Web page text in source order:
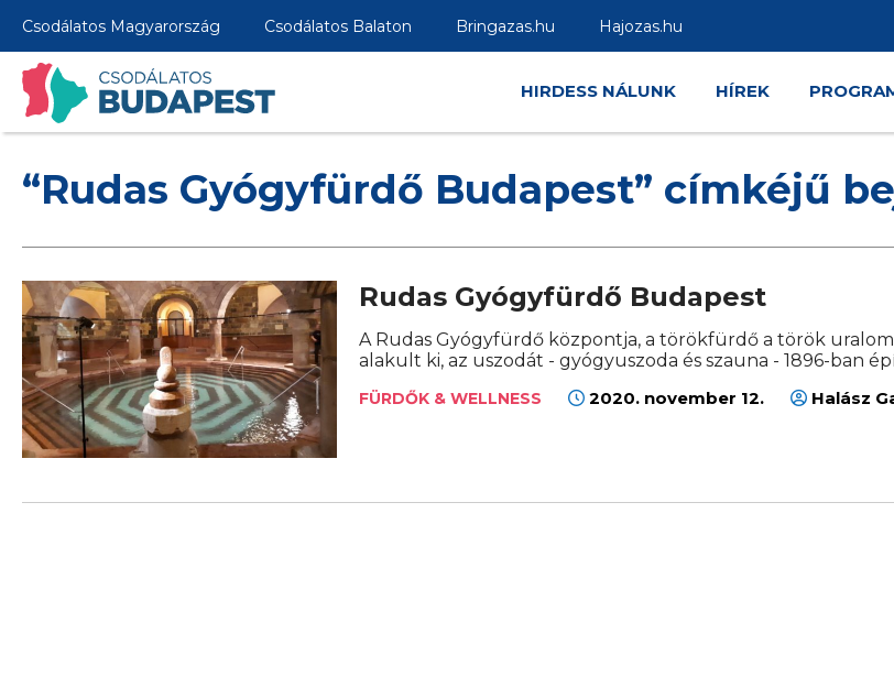
Csodálatos Magyarország Csodálatos Balaton Bringazas.hu Hajozas.hu
HIRDESS NÁLUNK HÍREK
“Rudas Gyógyfürdő Budapest” címkéjű
Rudas Gyógyfürdő Budapest
A Rudas Gyógyfürdő központja, a törökfürdő a török
alakult ki, az uszodát - gyógyuszoda és szauna - 1896-ban
FÜRDŐK & WELLNESS 2020. november 12. Halász